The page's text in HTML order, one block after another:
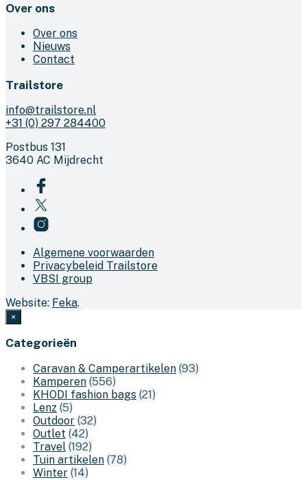
Over ons
Over ons
Nieuws
Contact
Trailstore
info@trailstore.nl
+31 (0) 297 284400
Postbus 131
3640 AC Mijdrecht
Algemene voorwaarden
Privacybeleid Trailstore
VBSI group
Website: Feka.
×
Categorieën
Caravan & Camperartikelen (93)
Kamperen (556)
KHODI fashion bags (21)
Lenz (5)
Outdoor (32)
Outlet (42)
Travel (192)
Tuin artikelen (78)
Winter (14)